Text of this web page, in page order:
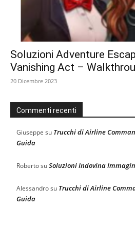
Soluzioni Adventure
Vanishing Act –
20 Dicembre 2023
Commenti recenti
Giuseppe su Trucchi di Airline
Guida
RobertosuSoluzioni Indovina
Alessandrosu Trucchi di Airline
Guida